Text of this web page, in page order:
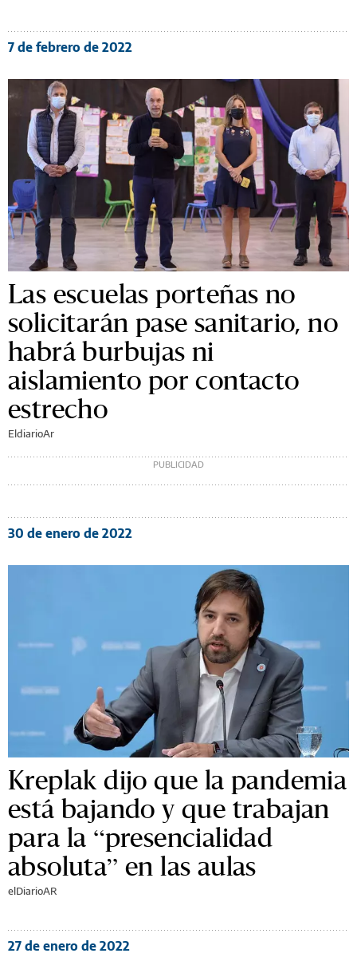
7 de febrero de 2022
Las escuelas porteñas no
solicitarán pase sanitario, no
habrá burbujas ni
aislamiento por contacto
estrecho
EldiarioAr
30 de enero de 2022
Kreplak dijo que la pandemia
está bajando y que trabajan
para la “presencialidad
absoluta” en las aulas
elDiarioAR
27 de enero de 2022